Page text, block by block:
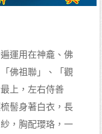
運用在神龕、佛
佛祖聯」、「觀
上，左右侍善
髻身著白衣，長
，胸配瓔珞，一